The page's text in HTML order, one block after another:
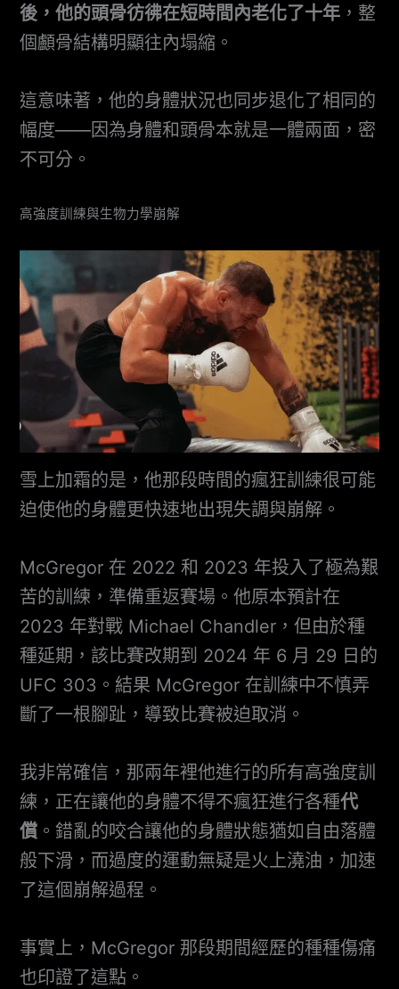
後，他的頭骨彷彿在短時間內老化了十年 ，整
個顱骨結構明顯往內塌縮。
這意味著，他的身體狀況也同步退化了相同的
幅度——因為身體和頭骨本就是一體兩面，密
不可分。
高強度訓練與生物力學崩解
雪上加霜的是，他那段時間的瘋狂訓練很可能
迫使他的身體更快速地出現失調與崩解。
McGregor 在 2022 和 2023 年投入了極為艱
苦的訓練，準備重返賽場。他原本預計在
2023 年對戰 Michael Chandler，但由於種
種延期，該比賽改期到 2024 年 6 月 29 日的
UFC 303。結果 McGregor 在訓練中不慎弄
斷了一根腳趾，導致比賽被迫取消。
我非常確信，那兩年裡他進行的所有高強度訓
練，正在讓他的身體不得不瘋狂進行各種代
償 。錯亂的咬合讓他的身體狀態猶如自由落體
般下滑，而過度的運動無疑是火上澆油，加速
了這個崩解過程。
事實上，McGregor 那段期間經歷的種種傷痛
也印證了這點。